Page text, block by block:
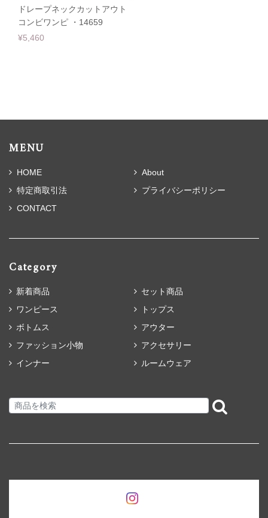
ドレープネックカットアウト
コンビワンピ ・14659
¥5,460
MENU
HOME
About
特定商取引法
プライバシーポリシー
CONTACT
Category
新着商品
セット商品
ワンピース
トップス
ボトムス
アウター
ファッション小物
アクセサリー
インナー
ルームウェア